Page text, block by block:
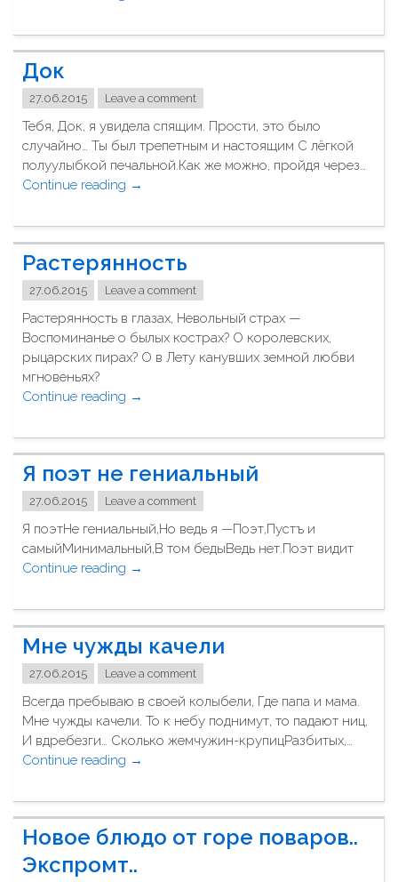
н
и
е
и
м
е
ю
т
а
э
т
о
р
а
в
Док
27.06.2015 Leave a comment
Тебя, Док, я увидела спящим. Прости, это было
случайно… Ты был трепетным и настоящим С лёгкой
полуулыбкой печальной.Как же можно, пройдя через…
Continue reading "
о
к
"
→
Растерянность
27.06.2015 Leave a comment
Растерянность в глазах, Невольный страх —
Воспоминанье о былых кострах? О королевских,
рыцарских пирах? О в Лету канувших земной любви
мгновеньях?
Continue reading "
а
с
т
е
р
я
н
н
с
т
ь
"
→
Я поэт не гениальный
27.06.2015 Leave a comment
Я поэтНе гениальный,Но ведь я —Поэт,Пустъ и
самыйМинимальный,В том бедыВедь нет.Поэт видит
Continue reading "
п
о
э
т
н
е
г
е
н
а
л
ь
→
Мне чужды качели
27.06.2015 Leave a comment
Всегда пребываю в своей колыбели, Где папа и мама.
Мне чужды качели. То к небу поднимут, то падают ниц,
И вдребезги… Сколько жемчужин-крупицРазбитых,…
Continue reading "
н
е
ч
→
Новое блюдо от горе поваров..
Экспромт..